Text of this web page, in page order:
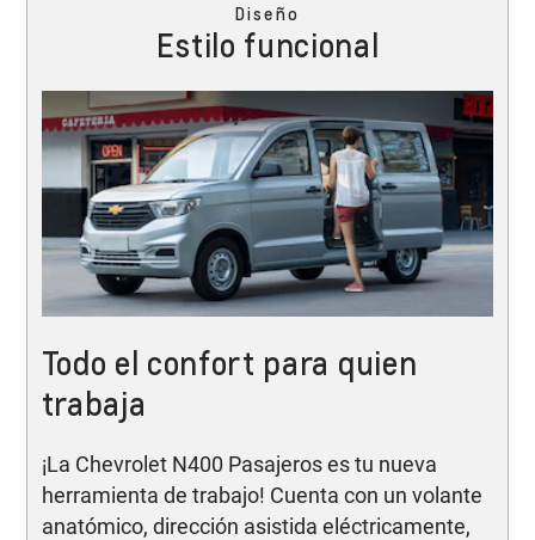
Diseño
Estilo funcional
Todo el confort para quien
trabaja
¡La Chevrolet N400 Pasajeros es tu nueva
herramienta de trabajo! Cuenta con un volante
anatómico, dirección asistida eléctricamente,